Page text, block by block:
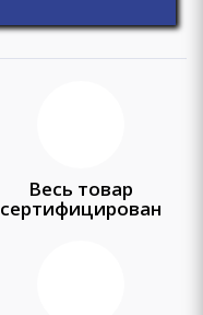
Весь товар
сертифицирован